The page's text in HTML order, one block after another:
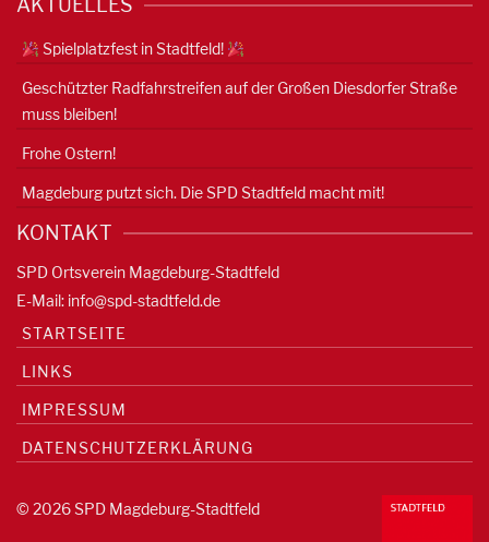
AKTUELLES
Spielplatzfest in Stadtfeld!
Geschützter Radfahrstreifen auf der Großen Diesdorfer Straße
muss bleiben!
Frohe Ostern!
Magdeburg putzt sich. Die SPD Stadtfeld macht mit!
KONTAKT
SPD Ortsverein Magdeburg-Stadtfeld
E-Mail: info@spd-stadtfeld.de
STARTSEITE
LINKS
IMPRESSUM
DATENSCHUTZERKLÄRUNG
© 2026 SPD Magdeburg-Stadtfeld